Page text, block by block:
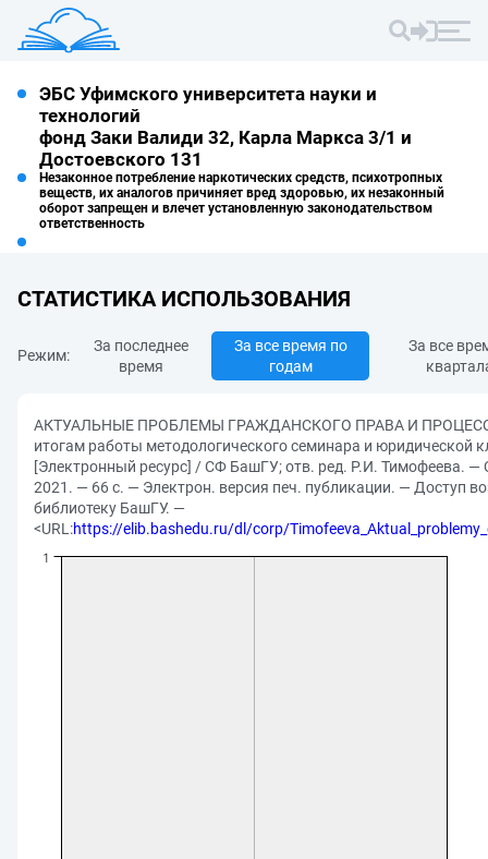
ЭБС Уфимского университета науки и
технологий
фонд Заки Валиди 32, Карла Маркса 3/1 и
Достоевского 131
Незаконное потребление наркотических средств, психотропных
веществ, их аналогов причиняет вред здоровью, их незаконный
оборот запрещен и влечет установленную законодательством
ответственность
СТАТИСТИКА ИСПОЛЬЗОВАНИЯ
Режим:
За последнее
время
За все время по
годам
За все
АКТУАЛЬНЫЕ ПРОБЛЕМЫ ГРАЖДАНСКОГО ПРАВА И
итогам работы методологического семинара и юридической
[Электронный ресурс] / СФ БашГУ; отв. ред. Р.И. Тимофеева. —
2021. — 66 с. — Электрон. версия печ. публикации. — Доступ
библиотеку БашГУ. —
<URL:https://elib.bashedu.ru/dl/corp/